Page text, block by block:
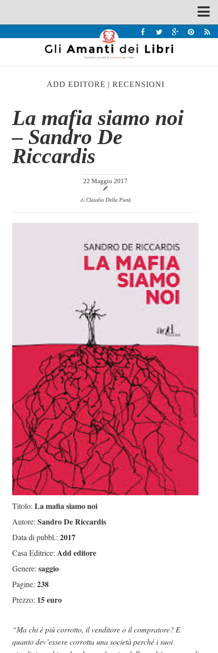
Recensioni
Interviste & Incontri
Chi siamo
Contatti
Eventi
Giallo Stresa
Premio Chiara
Tabù Festival 2014
A Tutto Volume
Salone di Torino
Marketing
ADD EDITORE | RECENSIONI
La mafia siamo noi
– Sandro De
Riccardis
22 Maggio 2017
di Claudio Della Pietà
Titolo: La mafia siamo noi
Autore: Sandro De Riccardis
Data di pubbl.: 2017
Casa Editrice: Add editore
Genere: saggio
Pagine: 238
Prezzo: 15 euro
“Ma chi è più corrotto, il venditore o il compratore? E
quanto dev’essere corrotta una società perché i suoi